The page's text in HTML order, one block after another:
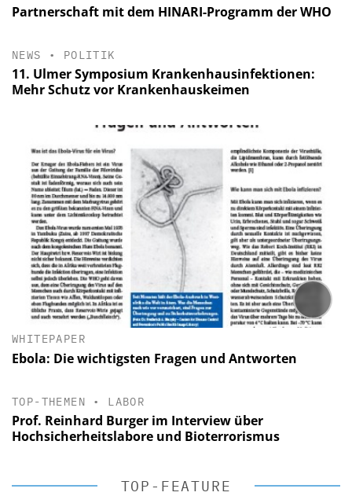
Partnerschaft mit dem HINARI-Programm der WHO
NEWS • POLITIK
11. Ulmer Symposium Krankenhausinfektionen:
Mehr Schutz vor Krankenhauskeimen
WHITEPAPER
Ebola: Die wichtigsten Fragen und Antworten
TOP-THEMEN • LABOR
Prof. Reinhard Burger im Interview über
Hochsicherheitslabore und Bioterrorismus
TOP-FEATURE